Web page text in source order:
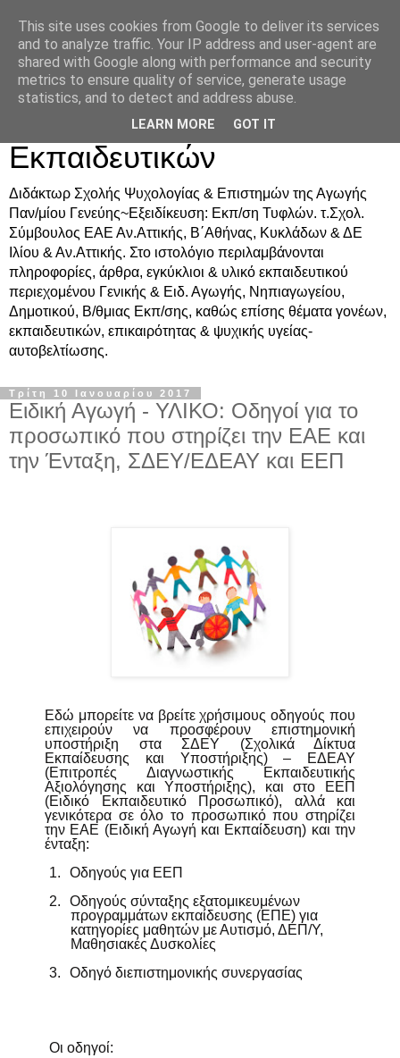
Δρ. Ράνια Χιουρέα-
Συμβουλευτική &
Υποστήριξη Γονέων &
Εκπαιδευτικών
Διδάκτωρ Σχολής Ψυχολογίας & Επιστημών της Αγωγής
Παν/μίου Γενεύης~Εξειδίκευση: Εκπ/ση Τυφλών. τ.Σχολ.
Σύμβουλος ΕΑΕ Αν.Αττικής, Β΄Αθήνας, Κυκλάδων & ΔΕ
Ιλίου & Αν.Αττικής. Στο ιστολόγιο περιλαμβάνονται
πληροφορίες, άρθρα, εγκύκλιοι & υλικό εκπαιδευτικού
περιεχομένου Γενικής & Ειδ. Αγωγής, Νηπιαγωγείου,
Δημοτικού, Β/θμιας Εκπ/σης, καθώς επίσης θέματα γονέων,
εκπαιδευτικών, επικαιρότητας & ψυχικής υγείας-
αυτοβελτίωσης.
Τρίτη 10 Ιανουαρίου 2017
Ειδική Αγωγή - ΥΛΙΚΟ: Οδηγοί για το
προσωπικό που στηρίζει την ΕΑΕ και
την Ένταξη, ΣΔΕΥ/ΕΔΕΑΥ και ΕΕΠ
Εδώ μπορείτε να βρείτε χρήσιμους οδηγούς που
επιχειρούν να προσφέρουν επιστημονική
υποστήριξη στα ΣΔΕΥ (Σχολικά Δίκτυα
Εκπαίδευσης και Υποστήριξης) – ΕΔΕΑΥ
(Επιτροπές Διαγνωστικής Εκπαιδευτικής
Αξιολόγησης και Υποστήριξης), και στο ΕΕΠ
(Ειδικό Εκπαιδευτικό Προσωπικό), αλλά και
γενικότερα σε όλο το προσωπικό που στηρίζει
την ΕΑΕ (Ειδική Αγωγή και Εκπαίδευση) και την
ένταξη:
1.
Οδηγούς για ΕΕΠ
2.
Οδηγούς σύνταξης εξατομικευμένων
προγραμμάτων εκπαίδευσης (ΕΠΕ) για
κατηγορίες μαθητών μεΑυτισμό, ΔΕΠ/Υ,
Μαθησιακές Δυσκολίες
3.
Οδηγό διεπιστημονικής συνεργασίας
Οι οδηγοί:
This site uses cookies from Google to deliver its services
and to analyze traffic. Your IP address and user-agent are
shared with Google along with performance and security
metrics to ensure quality of service, generate usage
statistics, and to detect and address abuse.
LEARN MORE GOT IT